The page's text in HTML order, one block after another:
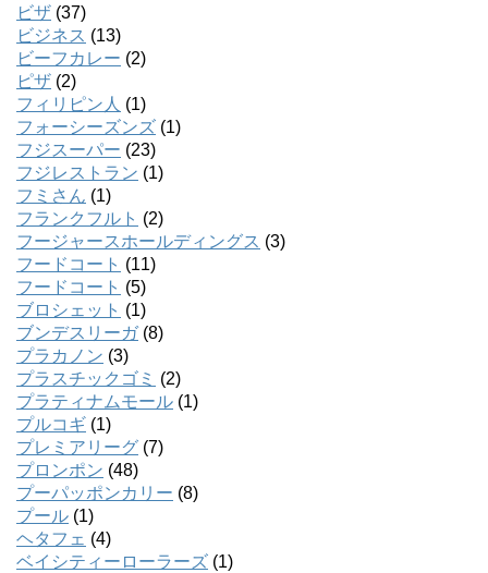
ビザ (37)
ビジネス (13)
ビーフカレー (2)
ピザ (2)
フィリピン人 (1)
フォーシーズンズ (1)
フジスーパー (23)
フジレストラン (1)
フミさん (1)
フランクフルト (2)
フージャースホールディングス (3)
フードコート (11)
フードコート (5)
ブロシェット (1)
ブンデスリーガ(8)
プラカノン (3)
プラスチックゴミ (2)
プラティナムモール (1)
プルコギ (1)
プレミアリーグ (7)
プロンポン (48)
プーパッポンカリー (8)
プール (1)
ヘタフェ (4)
ベイシティーローラーズ (1)